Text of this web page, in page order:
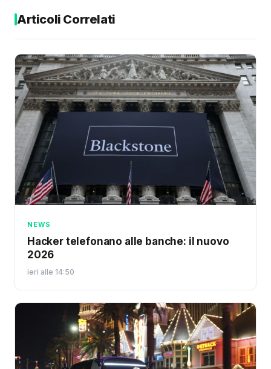
Articoli Correlati
NEWS
Hacker telefonano alle banche: il nuovo
2026
ieri alle 14:50